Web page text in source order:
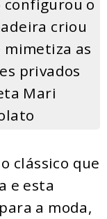
o
criou
mimetiza as
privados
Mari
clássico que
e esta
a moda,